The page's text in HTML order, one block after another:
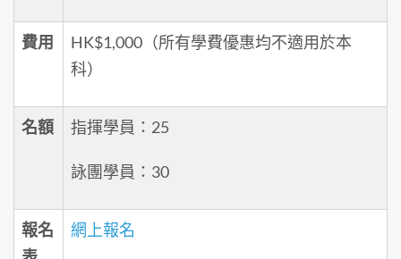
費用
HK$1,000（所有學費優惠均不適用於本
科）
名額 指揮學員：25
詠團學員：30
報名
網上報名